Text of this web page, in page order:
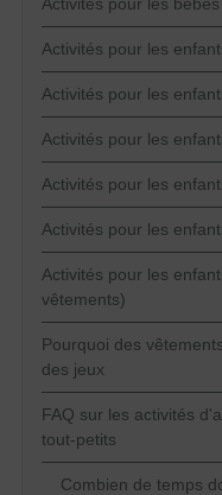
Activités pour les
Activités pour les
Activités pour les
Activités pour les
Activités pour les
Activités pour les
vêtements)
Pourquoi des
des jeux
FAQ sur les activités
tout-petits
Combien de temps